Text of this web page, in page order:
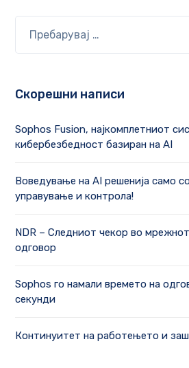
Скорешни написи
Sophos Fusion, најкомплетниот
кибербезбедност базиран на AI
Воведување на AI решенија само
управување и контрола!
NDR – Следниот чекор во
одговор
Sophos го намали времето на
секунди
Континуитет на работењето и